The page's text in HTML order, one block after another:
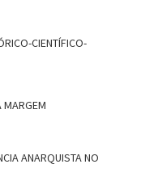
CIENTÍFICO-
ANARQUISTA NO